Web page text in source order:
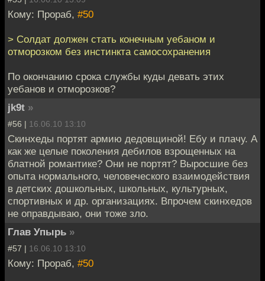
Кому: Прораб, #50
> Солдат должен стать конечным уебаном и
отморозком без инстинкта самосохранения
По окончанию срока службы куды девать этих
уебанов и отморозков?
jk9t »
#56 | 16.06.10 13:10
Скинхеды портят армию дедовщиной! Ебу и плачу. А
как же целые поколения дебилов взрощенных на
блатной романтике? Они не портят? Выросшие без
опыта нормального, человеческого взаимодействия
в детских дошкольных, школьных, культурных,
спортивных и др. организациях. Впрочем скинхедов
не оправдываю, они тоже зло.
Глав Упырь »
#57 | 16.06.10 13:10
Кому: Прораб, #50